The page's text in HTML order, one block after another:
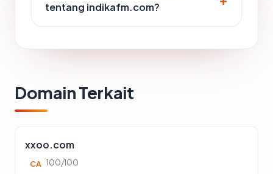
tentang indikafm.com?
Domain Terkait
xxoo.com
CA 100/100